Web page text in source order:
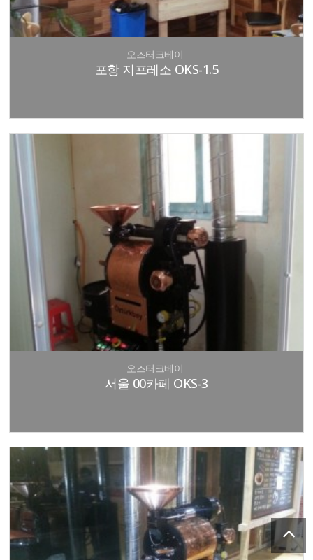
오즈터크베이
포항 지프레소 OKS-1.5
오즈터크베이
서울 00카페 OKS-3